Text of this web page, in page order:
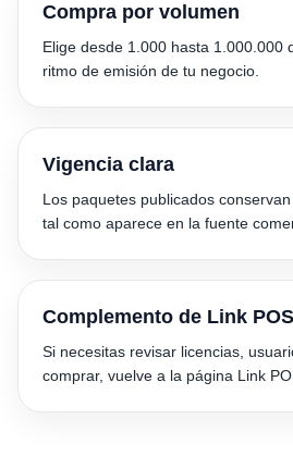
Compra por volumen
Elige desde 1.000 hasta 1.000.000
ritmo de emisión de tu negocio.
Vigencia clara
Los paquetes publicados
tal como aparece en la fuente
Complemento de Link POS
Si necesitas revisar licencias,
comprar, vuelve a la página Link